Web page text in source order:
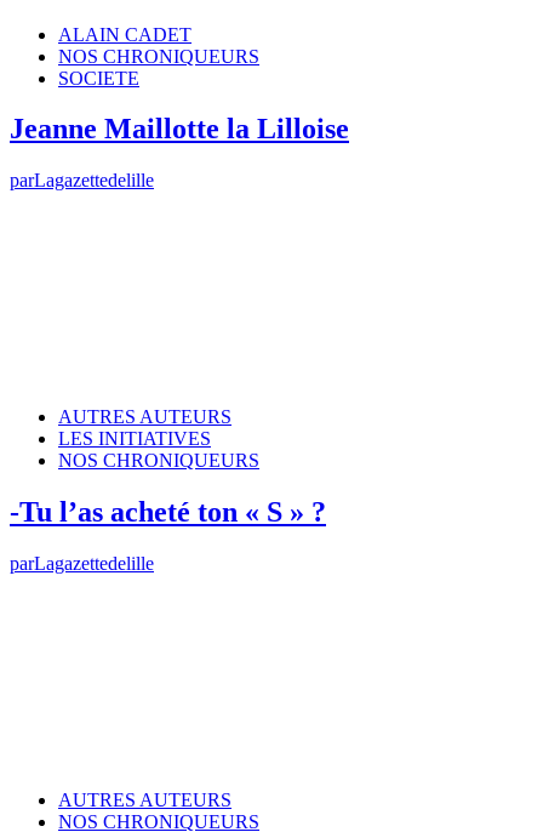
ALAIN CADET
NOS CHRONIQUEURS
SOCIETE
Jeanne Maillotte la Lilloise
parLagazettedelille
AUTRES AUTEURS
LES INITIATIVES
NOS CHRONIQUEURS
-Tu l’as acheté ton « S » ?
parLagazettedelille
AUTRES AUTEURS
NOS CHRONIQUEURS